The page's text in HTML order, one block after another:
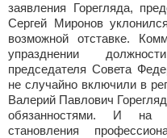
заявления Горегляда,
Сергей Миронов
возможной отставке.
упразднении
председателя Совета
не случайно включили в
Валерий Павлович
обязанностями. И на
становления